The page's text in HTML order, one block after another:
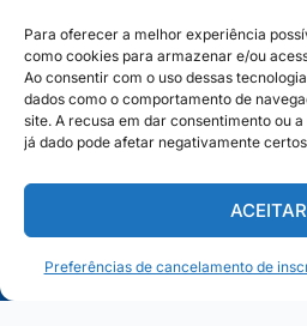
Para oferecer a melhor experiência
como cookies para armazenar e/ou
Ao consentir com o uso dessas
dados como o comportamento de
site. A recusa em dar consentimento ou
já dado pode afetar negativamente
ACEITAR
Preferências de cancelamento de
EUA
Dubai
México
Espanha
Encontre a equipe